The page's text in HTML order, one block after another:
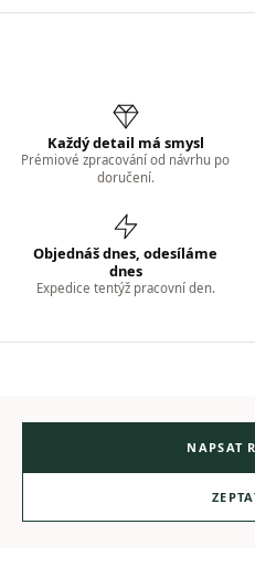
Každý detail má smysl
Prémiové zpracování od návrhu po
doručení.
Objednáš dnes, odesíláme
dnes
Expedice tentýž pracovní den.
NAPSAT